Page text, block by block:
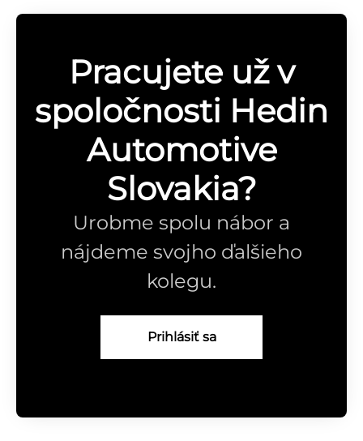
Pracujete už v
spoločnosti Hedin
Automotive
Slovakia?
Urobme spolu nábor a
nájdeme svojho ďalšieho
kolegu.
Prihlásiť sa